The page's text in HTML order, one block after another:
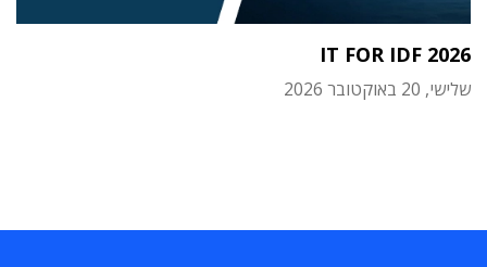
IT FOR IDF 2026
שלישי, 20 באוקטובר 2026